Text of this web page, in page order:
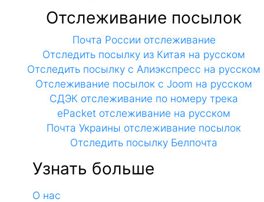
Отслеживание посылок
Почта России отслеживание
Отследить посылку из Китая на русском
Отследить посылку с Алиэкспресс на русском
Отслеживание посылок с Joom на русском
СДЭК отслеживание по номеру трека
ePacket отслеживание на русском
Почта Украины отслеживание посылок
Отследить посылку Белпочта
Узнать больше
О нас